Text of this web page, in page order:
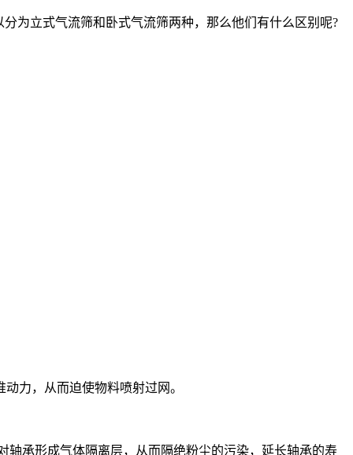
立式气流筛和卧式气流筛两种，那么他们有什么区别呢?
力，从而迫使物料喷射过网。
承形成气体隔离层，从而隔绝粉尘的污染，延长轴承的寿